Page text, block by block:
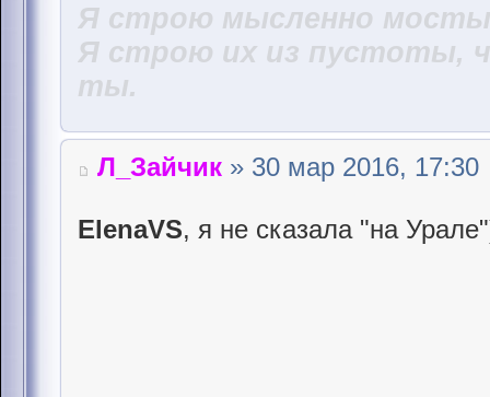
Я строю мысленно
Я строю их из пустоты,
ты.
Л_Зайчик » 30 мар 2016, 17:30
ElenaVS, я не сказала "на